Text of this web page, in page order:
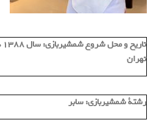
تاریخ و محل شروع شمشیربازی:
تهران
رشتة شمشیربازی:سابر